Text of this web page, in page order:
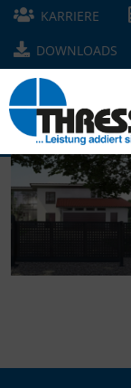
KARRIERE
DOWNLOADS